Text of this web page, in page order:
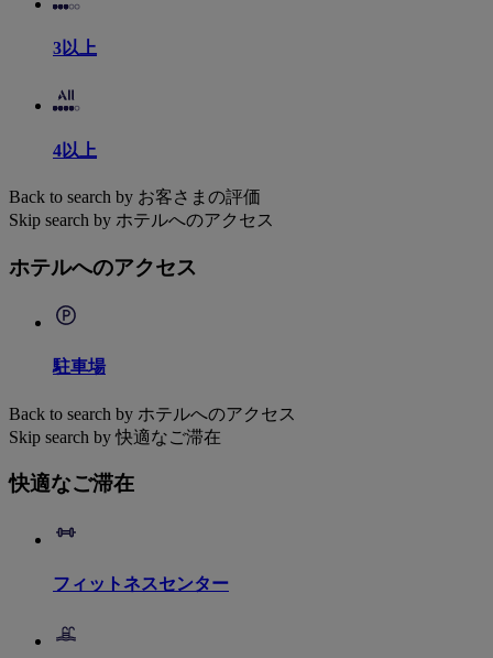
3以上
4以上
Back to search by お客さまの評価
Skip search by ホテルへのアクセス
ホテルへのアクセス
駐車場
Back to search by ホテルへのアクセス
Skip search by 快適なご滞在
快適なご滞在
フィットネスセンター